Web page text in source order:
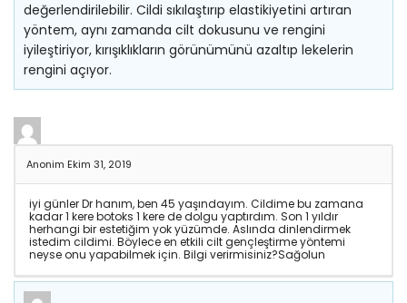
değerlendirilebilir. Cildi sıkılaştırıp elastikiyetini artıran
yöntem, aynı zamanda cilt dokusunu ve rengini
iyileştiriyor, kırışıklıkların görünümünü azaltıp lekelerin
rengini açıyor.
Anonim Ekim 31, 2019
iyi günler Dr hanım, ben 45 yaşındayım. Cildime bu zamana
kadar 1 kere botoks 1 kere de dolgu yaptırdım. Son 1 yıldır
herhangi bir estetiğim yok yüzümde. Aslında dinlendirmek
istedim cildimi. Böylece en etkili cilt gençleştirme yöntemi
neyse onu yapabilmek için. Bilgi verirmisiniz?Sağolun